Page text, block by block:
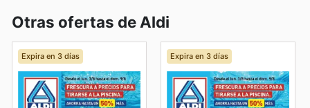
Otras ofertas de Aldi
Expira en 3 días Expira en 3 días